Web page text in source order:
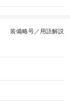
装備略号／用語解説